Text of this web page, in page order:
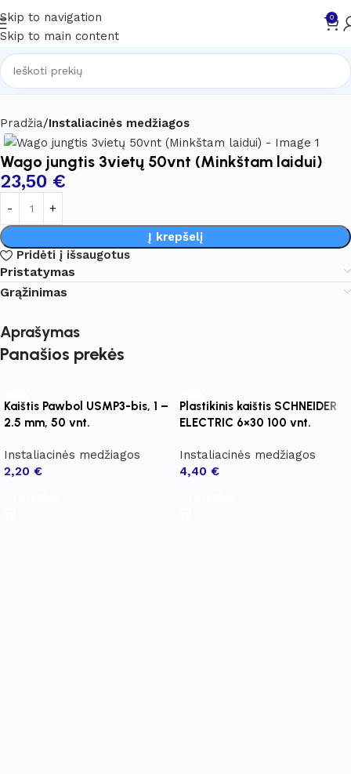
Skip to navigation
Skip to main content
0
Pradžia Instaliacinės medžiagos
Wago jungtis 3vietų 50vnt (Minkštam laidui)
23,50 €
Į krepšelį
Pridėti į išsaugotus
Pristatymas
Grąžinimas
Aprašymas
Panašios prekės
Kaištis Pawbol USMP3-bis, 1 –
2.5 mm, 50 vnt.
Instaliacinės medžiagos
2,20 €
Plastikinis kaištis SCHNEIDER
ELECTRIC 6×30 100 vnt.
Instaliacinės medžiagos
4,40 €